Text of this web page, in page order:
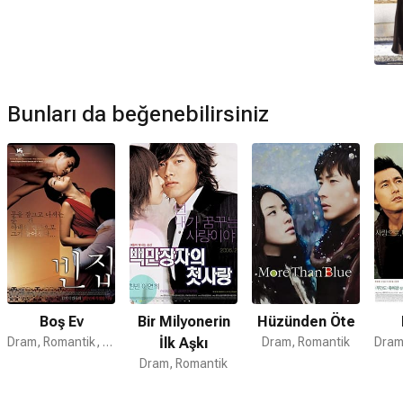
Bunları da beğenebilirsiniz
Boş Ev
Dram, Romantik, Suç
Bir Milyonerin
İlk Aşkı
Dram, Romantik
Hüzünden Öte
Dram, Romantik